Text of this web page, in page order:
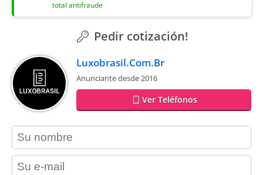
total antifraude
Pedir cotización!
Luxobrasil.Com.Br
Anunciante desde 2016
Ver Teléfonos
contact_name
contact_email